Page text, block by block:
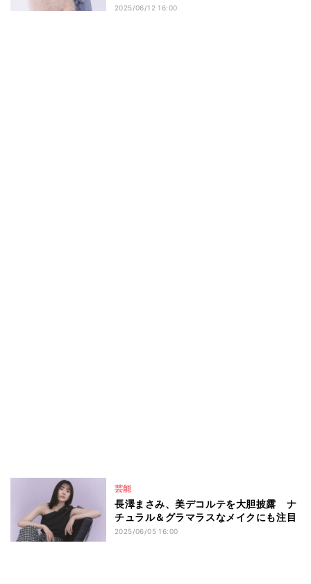
2025/06/12 16:00
芸能
長澤まさみ、美デコルテを大胆披露 ナ
チュラル＆グラマラスなメイクにも注目
2025/06/05 16:00